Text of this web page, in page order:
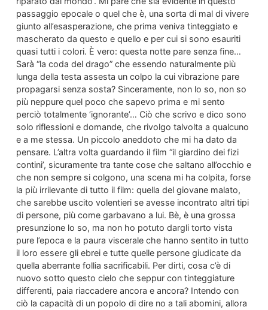
passaggio epocale o quel che è, una sorta di mal di vivere
giunto all’esasperazione, che prima veniva tinteggiato e
mascherato da questo e quello e per cui si sono esauriti
quasi tutti i colori. È vero: questa notte pare senza fine…
Sarà “la coda del drago” che essendo naturalmente più
lunga della testa assesta un colpo la cui vibrazione pare
propagarsi senza sosta? Sinceramente, non lo so, non so
più neppure quel poco che sapevo prima e mi sento
perciò totalmente ‘ignorante’… Ciò che scrivo e dico sono
solo riflessioni e domande, che rivolgo talvolta a qualcuno
e a me stessa. Un piccolo aneddoto che mi ha dato da
pensare. L’altra volta guardando il film “il giardino dei fizi
contini’, sicuramente tra tante cose che saltano all’occhio e
che non sempre si colgono, una scena mi ha colpita, forse
la più irrilevante di tutto il film: quella del giovane malato,
che sarebbe uscito volentieri se avesse incontrato altri tipi
di persone, più come garbavano a lui. Bè, è una grossa
presunzione lo so, ma non ho potuto dargli torto vista
pure l’epoca e la paura viscerale che hanno sentito in tutto
il loro essere gli ebrei e tutte quelle persone giudicate da
quella aberrante follia sacrificabili. Per dirti, cosa c’è di
nuovo sotto questo cielo che seppur con tinteggiature
differenti, paia riaccadere ancora e ancora? Intendo con
ciò la capacità di un popolo di dire no a tali abomini, allora